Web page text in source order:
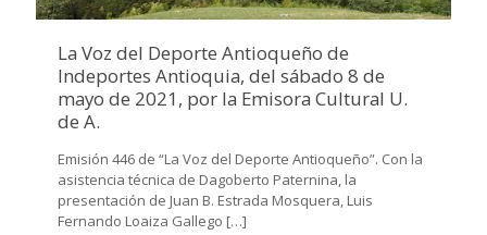
La Voz del Deporte Antioqueño de
Indeportes Antioquia, del sábado 8 de
mayo de 2021, por la Emisora Cultural U.
de A.
Emisión 446 de “La Voz del Deporte Antioqueño”. Con la
asistencia técnica de Dagoberto Paternina, la
presentación de Juan B. Estrada Mosquera, Luis
Fernando Loaiza Gallego […]